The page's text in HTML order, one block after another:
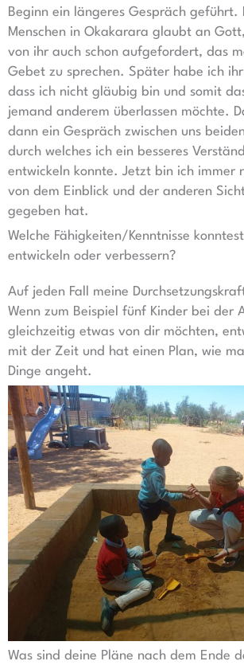
Beginn ein längeres Gespräch geführt.
Menschen in Okakarara glaubt an
von ihr auch schon aufgefordert, das
Gebet zu sprechen. Später habe ich
dass ich nicht gläubig bin und somit
jemand anderem überlassen möchte.
dann ein Gespräch zwischen uns
durch welches ich ein besseres
entwickeln konnte. Jetzt bin ich immer
von dem Einblick und der anderen
gegeben hat.
Welche Fähigkeiten/Kenntnisse
entwickeln oder verbessern?
Auf jeden Fall meine
Wenn zum Beispiel fünf Kinder bei der
gleichzeitig etwas von dir möchten,
mit der Zeit und hat einen Plan, wie
Dinge angeht.
Was sind deine Pläne nach dem Ende